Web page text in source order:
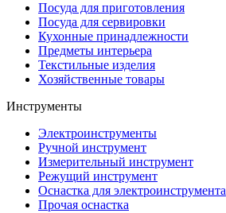
Посуда для приготовления
Посуда для сервировки
Кухонные принадлежности
Предметы интерьера
Текстильные изделия
Хозяйственные товары
Инструменты
Электроинструменты
Ручной инструмент
Измерительный инструмент
Режущий инструмент
Оснастка для электроинструмента
Прочая оснастка